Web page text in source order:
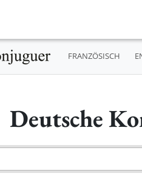
FRANZÖSISCH
Deutsche